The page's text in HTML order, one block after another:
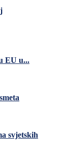
EU u...
svjetskih